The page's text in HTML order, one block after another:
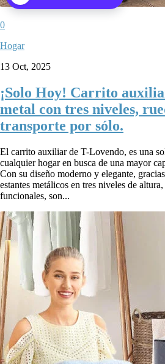
0
Hogar
13 Oct, 2025
¡Solo Hoy! Carrito
metal con tres niveles,
transporte por sólo.
El carrito auxiliar de T-Lovendo, es una
cualquier hogar en busca de una mayor
Con su diseño moderno y elegante,
estantes metálicos en tres niveles de
funcionales, son...